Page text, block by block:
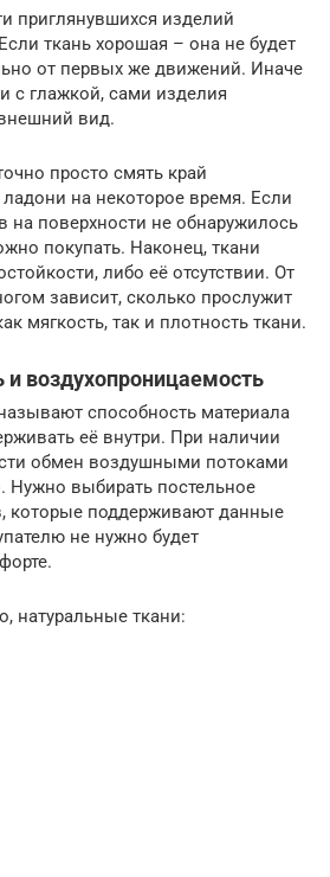
приглянувшихся изделий
ткань хорошая – она не будет
от первых же движений. Иначе
с глажкой, сами изделия
вид.
просто смять край
ладони на некоторое время. Если
на поверхности не обнаружилось
покупать. Наконец, ткани
либо её отсутствии. От
зависит, сколько прослужит
мягкость, так и плотность ткани.
и воздухопроницаемость
способность материала
её внутри. При наличии
обмен воздушными потоками
Нужно выбирать постельное
которые поддерживают данные
не нужно будет
натуральные ткани: